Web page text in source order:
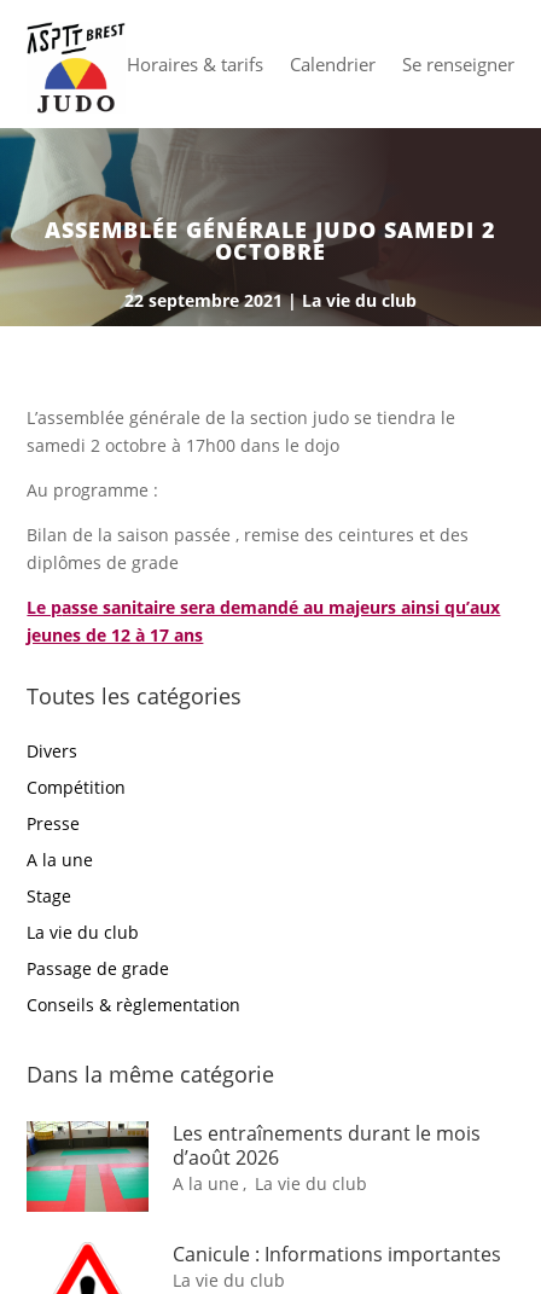
Horaires & tarifs Calendrier Se renseigner
ASSEMBLÉE GÉNÉRALE JUDO SAMEDI 2
OCTOBRE
22 septembre 2021|La vie du club
L’assemblée générale de la section judo se tiendra le
samedi 2 octobre à 17h00 dans le dojo
Au programme :
Bilan de la saison passée , remise des ceintures et des
diplômes de grade
Le passe sanitaire sera demandé au majeurs ainsi qu’aux
jeunes de 12 à 17 ans
Toutes les catégories
Divers
Compétition
Presse
A la une
Stage
La vie du club
Passage de grade
Conseils & règlementation
Dans la même catégorie
Les entraînements durant le mois
d’août 2026
A la une , La vie du club
Canicule : Informations importantes
La vie du club